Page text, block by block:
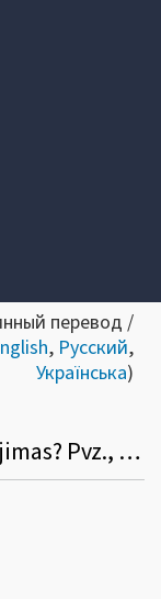
перевод /
, Русский,
Українська)
Ar bus nustatytas datos apribojimas? Pvz., išrašiau S / F, pamiršau įvesti į programą, galėsiu tą padaryti po pusmečio atbuline data?